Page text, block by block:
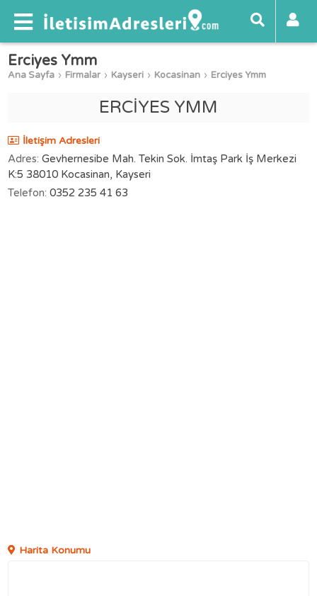
Erciyes Ymm
Ana Sayfa Firmalar Kayseri Kocasinan Erciyes Ymm
ERCİYES YMM
İletişim Adresleri
Adres: Gevhernesibe Mah. Tekin Sok. İmtaş Park İş Merkezi
K:5 38010 Kocasinan, Kayseri
Telefon: 0352 235 41 63
Harita Konumu